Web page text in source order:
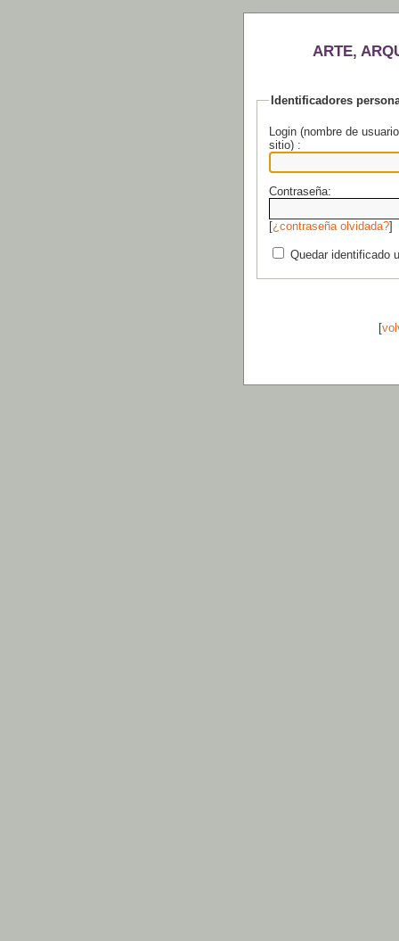
ARTE,
Identificadores
Login (nombre de
sitio) :
Contraseña:
[¿contraseña olvidada?]
Quedar identificado
[